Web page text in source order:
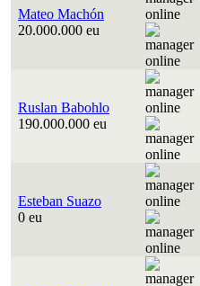
Mateo Machón
20.000.000 eu
Ruslan Babohlo
190.000.000 eu
Esteban Suazo
0 eu